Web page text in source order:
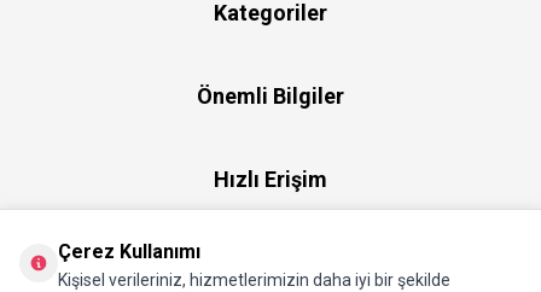
Kategoriler
Önemli Bilgiler
Hızlı Erişim
Çerez Kullanımı
Kişisel verileriniz, hizmetlerimizin daha iyi bir şekilde